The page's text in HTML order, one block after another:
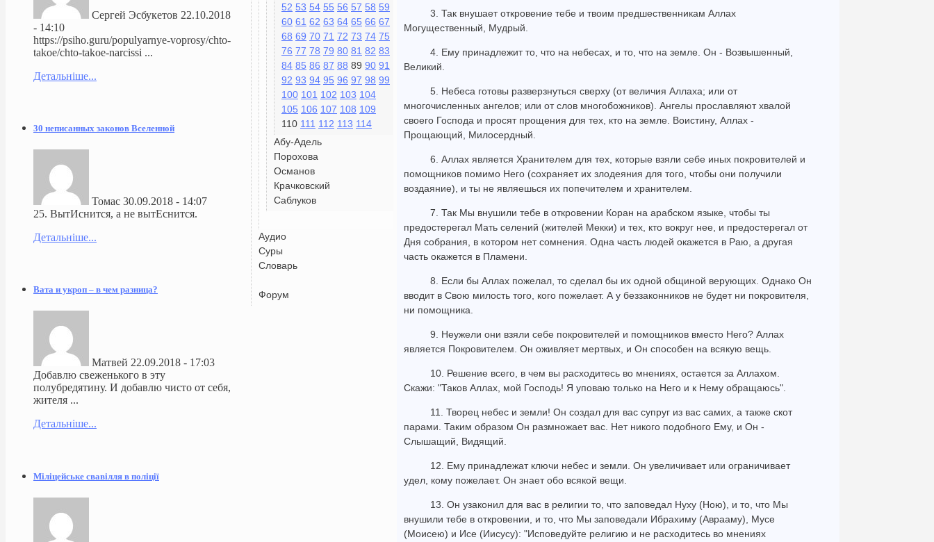
52 53 54 55 56 57 58 59
60 61 62 63 64 65 66 67
68 69 70 71 72 73 74 75
76 77 78 79 80 81 82 83
84 85 86 87 88 89 90 91
92 93 94 95 96 97 98 99
100 101 102 103 104
105 106 107 108 109
110 111 112 113 114
Абу-Адель
Порохова
Османов
Крачковский
Саблуков
Аудио
Суры
Словарь
Форум
3. Так внушает откровение тебе и твоим предшественникам Аллах
Могущественный, Мудрый.
4. Ему принадлежит то, что на небесах, и то, что на земле. Он - Возвышенный,
Великий.
5. Небеса готовы разверзнуться сверху (от величия Аллаха; или от
многочисленных ангелов; или от слов многобожников). Ангелы прославляют хвалой
своего Господа и просят прощения для тех, кто на земле. Воистину, Аллах -
Прощающий, Милосердный.
6. Аллах является Хранителем для тех, которые взяли себе иных покровителей и
помощников помимо Него (сохраняет их злодеяния для того, чтобы они получили
воздаяние), и ты не являешься их попечителем и хранителем.
7. Так Мы внушили тебе в откровении Коран на арабском языке, чтобы ты
предостерегал Мать селений (жителей Мекки) и тех, кто вокруг нее, и предостерегал от
Дня собрания, в котором нет сомнения. Одна часть людей окажется в Раю, а другая
часть окажется в Пламени.
8. Если бы Аллах пожелал, то сделал бы их одной общиной верующих. Однако Он
вводит в Свою милость того, кого пожелает. А у беззаконников не будет ни покровителя,
ни помощника.
9. Неужели они взяли себе покровителей и помощников вместо Него? Аллах
является Покровителем. Он оживляет мертвых, и Он способен на всякую вещь.
10. Решение всего, в чем вы расходитесь во мнениях, остается за Аллахом.
Скажи: "Таков Аллах, мой Господь! Я уповаю только на Него и к Нему обращаюсь".
11. Творец небес и земли! Он создал для вас супруг из вас самих, а также скот
парами. Таким образом Он размножает вас. Нет никого подобного Ему, и Он -
Слышащий, Видящий.
12. Ему принадлежат ключи небес и земли. Он увеличивает или ограничивает
удел, кому пожелает. Он знает обо всякой вещи.
13. Он узаконил для вас в религии то, что заповедал Нуху (Ною), и то, что Мы
внушили тебе в откровении, и то, что Мы заповедали Ибрахиму (Аврааму), Мусе
(Моисею) и Исе (Иисусу): "Исповедуйте религию и не расходитесь во мнениях
Сергей Эсбукетов 22.10.2018
- 14:10
https://psiho.guru/populyarnye-voprosy/chto-
takoe/chto-takoe-narcissi ...
Детальніше...
30 неписанных законов Вселенной
Томас 30.09.2018 - 14:07
25. ВытИснится, а не вытЕснится.
Детальніше...
Вата и укроп – в чем разница?
Матвей 22.09.2018 - 17:03
Добавлю свеженького в эту
полубредятину. И добавлю чисто от себя,
жителя ...
Детальніше...
Міліцейське свавілля в поліції